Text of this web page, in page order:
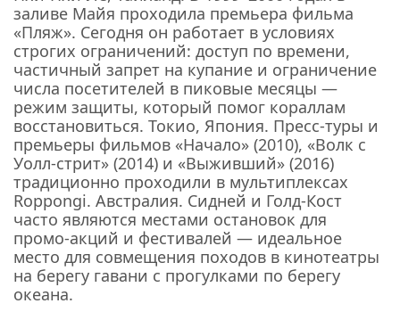
заливе Майя проходила премьера фильма
«Пляж». Сегодня он работает в условиях
строгих ограничений: доступ по времени,
частичный запрет на купание и ограничение
числа посетителей в пиковые месяцы —
режим защиты, который помог кораллам
восстановиться. Токио, Япония. Пресс-туры и
премьеры фильмов «Начало» (2010), «Волк с
Уолл-стрит» (2014) и «Выживший» (2016)
традиционно проходили в мультиплексах
Roppongi. Австралия. Сидней и Голд-Кост
часто являются местами остановок для
промо-акций и фестивалей — идеальное
место для совмещения походов в кинотеатры
на берегу гавани с прогулками по берегу
океана.